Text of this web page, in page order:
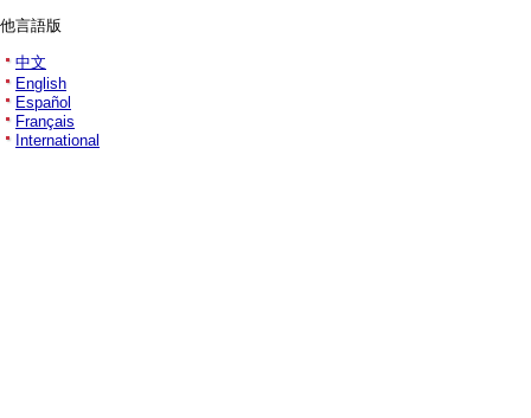
他言語版
中文
English
Español
Français
International